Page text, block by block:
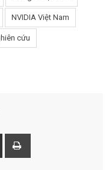
NVIDIA Việt Nam
cứu
h
r